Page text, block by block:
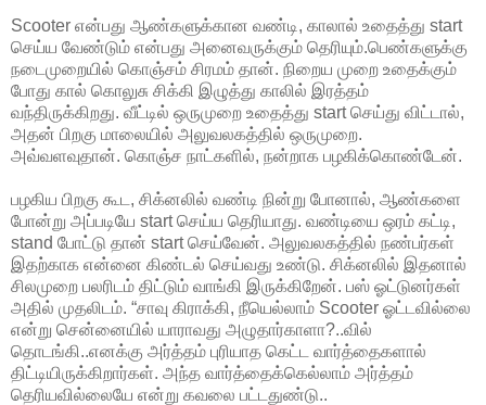
Scooter என்பது ஆண்களுக்கான வண்டி, காலால் உதைத்து start
செய்ய வேண்டும் என்பது அனைவருக்கும் தெரியும்.பெண்களுக்கு
நடைமுறையில் கொஞ்சம் சிரமம் தான். நிறைய முறை உதைக்கும்
போது கால் கொலுசு சிக்கி இழுத்து காலில் இரத்தம்
வந்திருக்கிறது. வீட்டில் ஒருமுறை உதைத்து start செய்து விட்டால்,
அதன் பிறகு மாலையில் அலுவலகத்தில் ஒருமுறை.
அவ்வளவுதான். கொஞ்ச நாட்களில், நன்றாக பழகிக்கொண்டேன்.
பழகிய பிறகு கூட, சிக்னலில் வண்டி நின்று போனால், ஆண்களை
போன்று அப்படியே start செய்ய தெரியாது. வண்டியை ஒரம் கட்டி,
stand போட்டு தான் start செய்வேன். அலுவலகத்தில் நண்பர்கள்
இதற்காக என்னை கிண்டல் செய்வது உண்டு. சிக்னலில் இதனால்
சிலமுறை பலரிடம் திட்டும் வாங்கி இருக்கிறேன். பஸ் ஓட்டுனர்கள்
அதில் முதலிடம். “சாவு கிராக்கி, நீயெல்லாம் Scooter ஓட்டவில்லை
என்று சென்னையில் யாராவது அழுதார்காளா?..வில்
தொடங்கி..எனக்கு அர்த்தம் புரியாத கெட்ட வார்த்தைகளால்
திட்டியிருக்கிறார்கள். அந்த வார்த்தைக்கெல்லாம் அர்த்தம்
தெரியவில்லையே என்று கவலை பட்டதுண்டு..